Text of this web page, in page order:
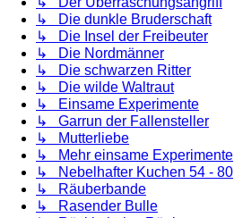
↳ Die dunkle Bruderschaft
↳ Die Insel der Freibeuter
↳ Die Nordmänner
↳ Die schwarzen Ritter
↳ Die wilde Waltraut
↳ Einsame Experimente
↳ Garrun der Fallensteller
↳ Mutterliebe
↳ Mehr einsame Experimente
↳ Nebelhafter Kuchen 54 - 80
↳ Räuberbande
↳ Rasender Bulle